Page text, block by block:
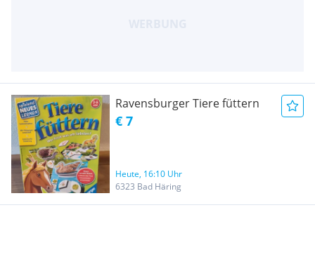
Ravensburger Tiere füttern
€ 7
Heute, 16:10 Uhr
6323 Bad Häring